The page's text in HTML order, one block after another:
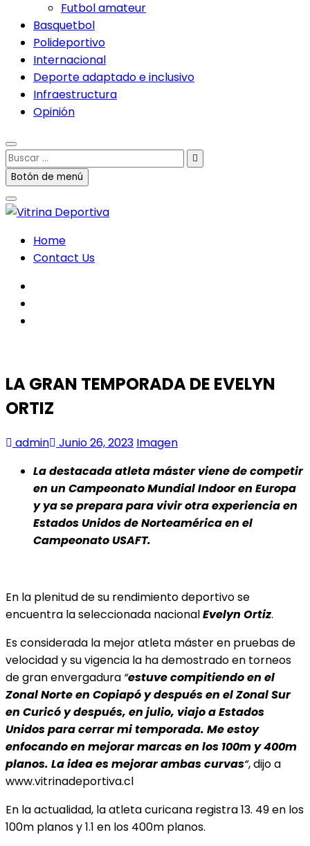
Futbol amateur
Basquetbol
Polideportivo
Internacional
Deporte adaptado e inclusivo
Infraestructura
Opinión
Buscar
…Botón de menú
Home
Contact Us
LA GRAN TEMPORADA DE EVELYN
ORTIZ
admin Junio 26, 2023 Imagen
La destacada atleta máster viene de competir
en un Campeonato Mundial Indoor en Europa
y ya se prepara para vivir otra experiencia en
Estados Unidos de Norteamérica en el
Campeonato USAFT.
En la plenitud de su rendimiento deportivo se
encuentra la seleccionada nacionalEvelyn Ortiz.
Es considerada la mejor atleta máster en pruebas de
velocidad y su vigencia la ha demostrado en torneos
de gran envergadura “estuve compitiendo en el
Zonal Norte en Copiapó y después en el Zonal Sur
en Curicó y después, en julio, viajo a Estados
Unidos para cerrar mi temporada. Me estoy
enfocando en mejorar marcas en los 100m y 400m
planos. La idea es mejorar ambas curvas“, dijo a
www.vitrinadeportiva.cl
En la actualidad, la atleta curicana registra 13. 49 en los
100m planos y 1.1 en los 400m planos.